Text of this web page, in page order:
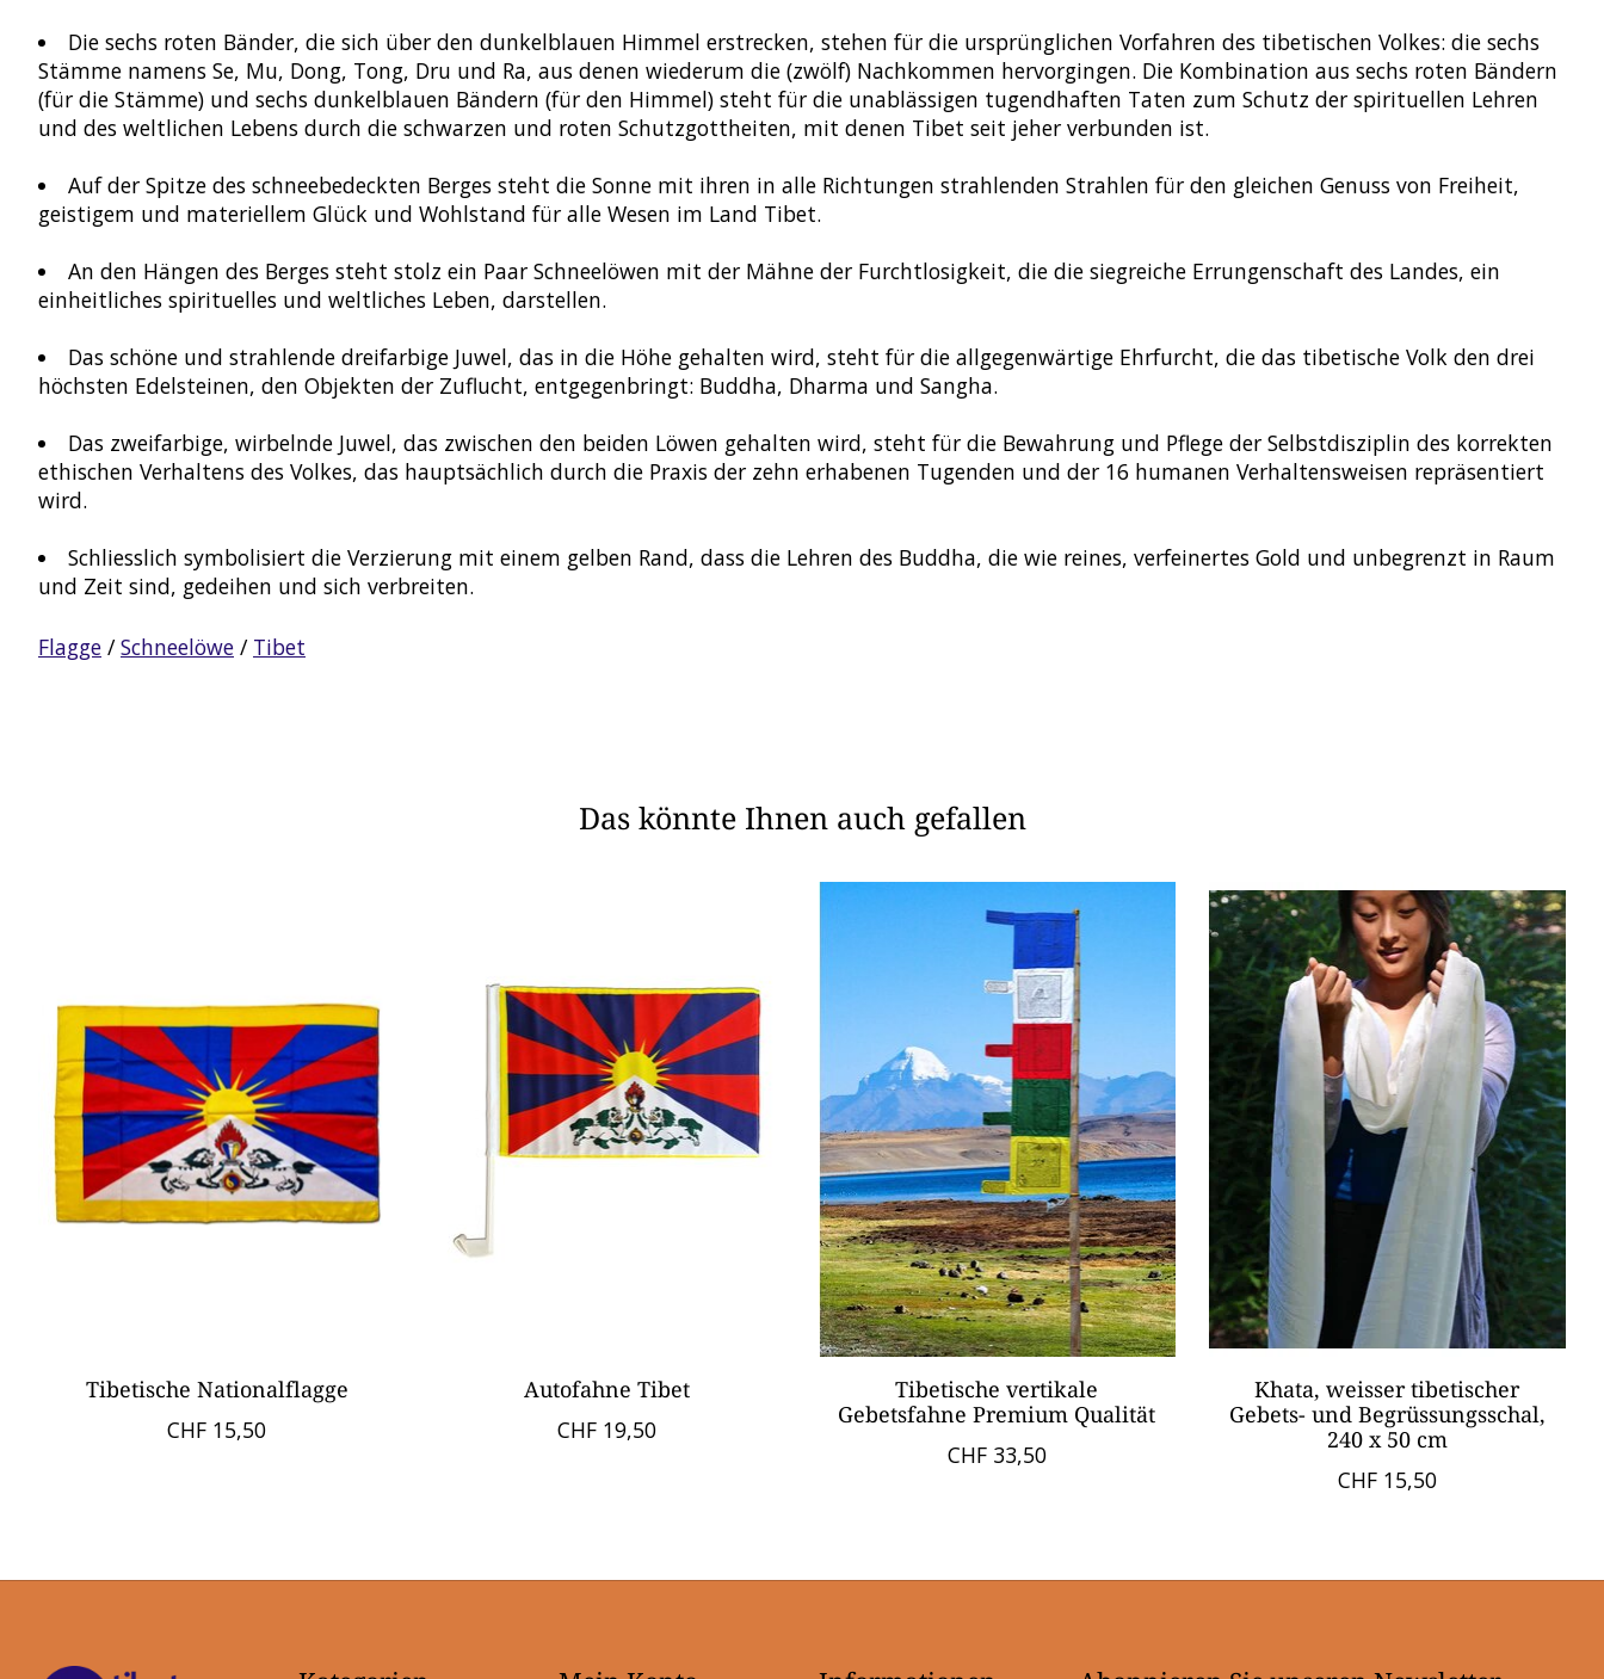
Die sechs roten Bänder, die sich über den dunkelblauen Himmel erstrecken, stehen für die ursprünglichen Vorfahren des tibetischen Volkes: die sechs
Stämme namens Se, Mu, Dong, Tong, Dru und Ra, aus denen wiederum die (zwölf) Nachkommen hervorgingen. Die Kombination aus sechs roten Bändern
(für die Stämme) und sechs dunkelblauen Bändern (für den Himmel) steht für die unablässigen tugendhaften Taten zum Schutz der spirituellen Lehren
und des weltlichen Lebens durch die schwarzen und roten Schutzgottheiten, mit denen Tibet seit jeher verbunden ist.
Auf der Spitze des schneebedeckten Berges steht die Sonne mit ihren in alle Richtungen strahlenden Strahlen für den gleichen Genuss von Freiheit,
geistigem und materiellem Glück und Wohlstand für alle Wesen im Land Tibet.
An den Hängen des Berges steht stolz ein Paar Schneelöwen mit der Mähne der Furchtlosigkeit, die die siegreiche Errungenschaft des Landes, ein
einheitliches spirituelles und weltliches Leben, darstellen.
Das schöne und strahlende dreifarbige Juwel, das in die Höhe gehalten wird, steht für die allgegenwärtige Ehrfurcht, die das tibetische Volk den drei
höchsten Edelsteinen, den Objekten der Zuflucht, entgegenbringt: Buddha, Dharma und Sangha.
Das zweifarbige, wirbelnde Juwel, das zwischen den beiden Löwen gehalten wird, steht für die Bewahrung und Pflege der Selbstdisziplin des korrekten
ethischen Verhaltens des Volkes, das hauptsächlich durch die Praxis der zehn erhabenen Tugenden und der 16 humanen Verhaltensweisen repräsentiert
wird.
Schliesslich symbolisiert die Verzierung mit einem gelben Rand, dass die Lehren des Buddha, die wie reines, verfeinertes Gold und unbegrenzt in Raum
und Zeit sind, gedeihen und sich verbreiten.
Flagge /Schneelöwe / Tibet
Das könnte Ihnen auch gefallen
Tibetische Nationalflagge
CHF 15,50
Autofahne Tibet
CHF 19,50
Tibetische vertikale
Gebetsfahne Premium Qualität
CHF 33,50
Khata, weisser tibetischer
Gebets- und Begrüssungsschal,
240 x 50 cm
CHF 15,50